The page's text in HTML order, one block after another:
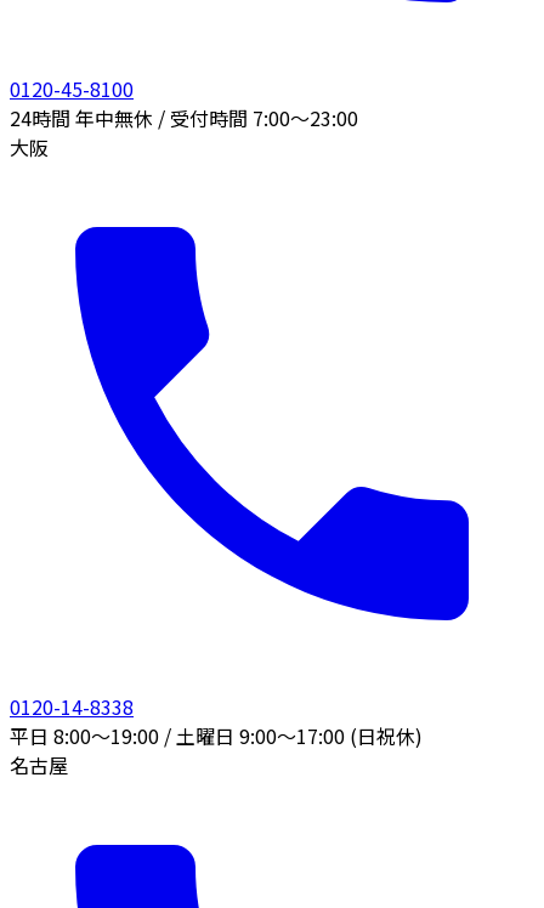
0120-45-8100
24時間 年中無休 / 受付時間 7:00〜23:00
大阪
0120-14-8338
平日 8:00〜19:00 / 土曜日 9:00〜17:00 (日祝休)
名古屋